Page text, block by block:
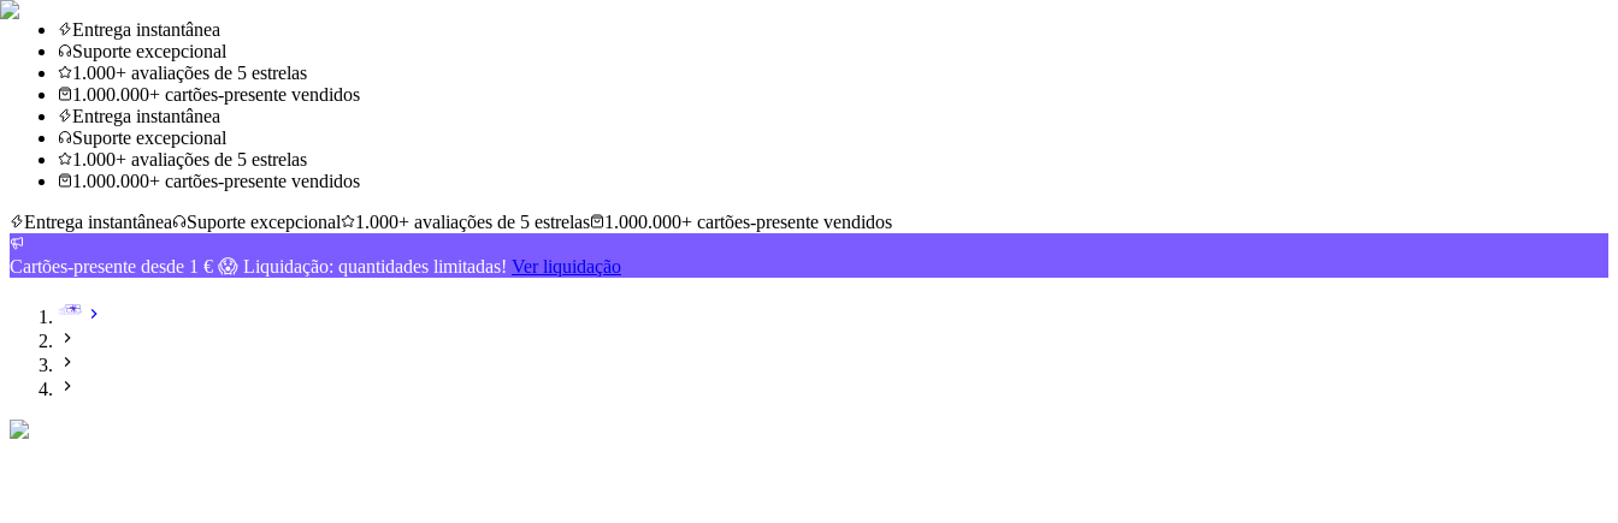
Entrega instantânea
Suporte excepcional
1.000+ avaliações de 5 estrelas
1.000.000+ cartões-presente vendidos
Entrega instantânea
Suporte excepcional
1.000+ avaliações de 5 estrelas
1.000.000+ cartões-presente vendidos
Entrega instantânea
Suporte excepcional 1.000+ avaliações de 5 estrelas 1.000.000+ cartões-presente vendidos
Cartões-presente desde 1 € 😱 Liquidação: quantidades limitadas! Ver liquidação